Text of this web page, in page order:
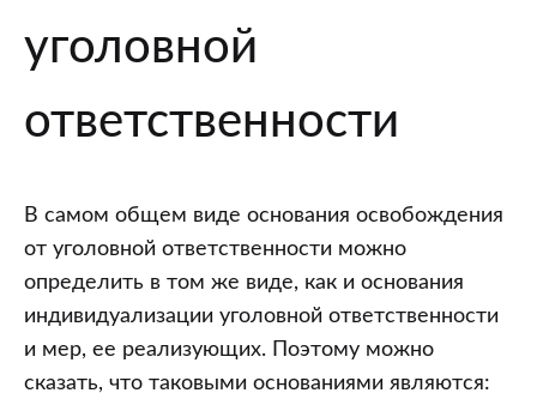
уголовной
ответственности
В самом общем виде основания освобождения
от уголовной ответственности можно
определить в том же виде, как и основания
индивидуализации уголовной ответственности
и мер, ее реализующих. Поэтому можно
сказать, что таковыми основаниями являются: